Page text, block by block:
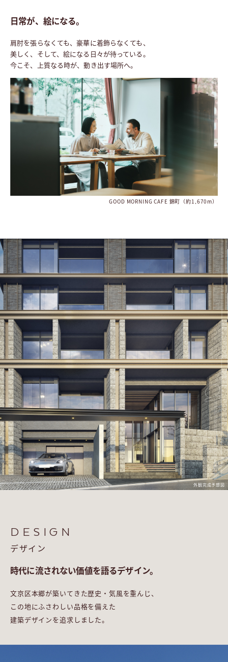
お名前とメールアドレスで簡単ログイン
エントリー後に届いたURLをクリックし、
お名前とメールアドレスをご入力いただくと、
限定サイトの閲覧が可能となります。
● 外部サイトに遷移します。
２回目以降パスワード不要でログイン可能
初回ログインが完了すると、閲覧用のメールが届きます。
ボタンを押すだけで、パスワードなしで閲覧いただけます。
● URLをブックマークしていただくと次回以降スムーズです。
日常が、絵になる。
肩肘を張らなくても、豪華に着飾らなくても、
美しく、そして、絵になる日々が待っている。
今こそ、上質なる時が、動き出す場所へ。
GOOD MORNING CAFE 錦町（約1,670m）
外観完成予想図
DESIGN
デザイン
時代に流されない価値を語るデザイン。
文京区本郷が築いてきた歴史・気風を重んじ、
この地にふさわしい品格を備えた
建築デザインを追求しました。